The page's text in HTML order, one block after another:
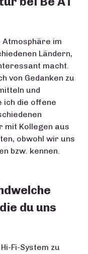
im
Ländern,
macht.
von Gedanken zu
und
ich die offene
mit Kollegen aus
obwohl wir uns
bzw. kennen.
du uns
Fi-System zu